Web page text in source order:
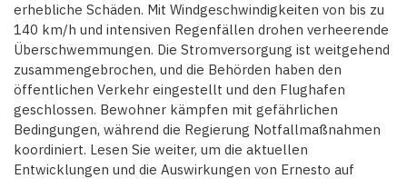
erhebliche Schäden. Mit Windgeschwindigkeiten von bis zu
140 km/h und intensiven Regenfällen drohen verheerende
Überschwemmungen. Die Stromversorgung ist weitgehend
zusammengebrochen, und die Behörden haben den
öffentlichen Verkehr eingestellt und den Flughafen
geschlossen. Bewohner kämpfen mit gefährlichen
Bedingungen, während die Regierung Notfallmaßnahmen
koordiniert. Lesen Sie weiter, um die aktuellen
Entwicklungen und die Auswirkungen von Ernesto auf